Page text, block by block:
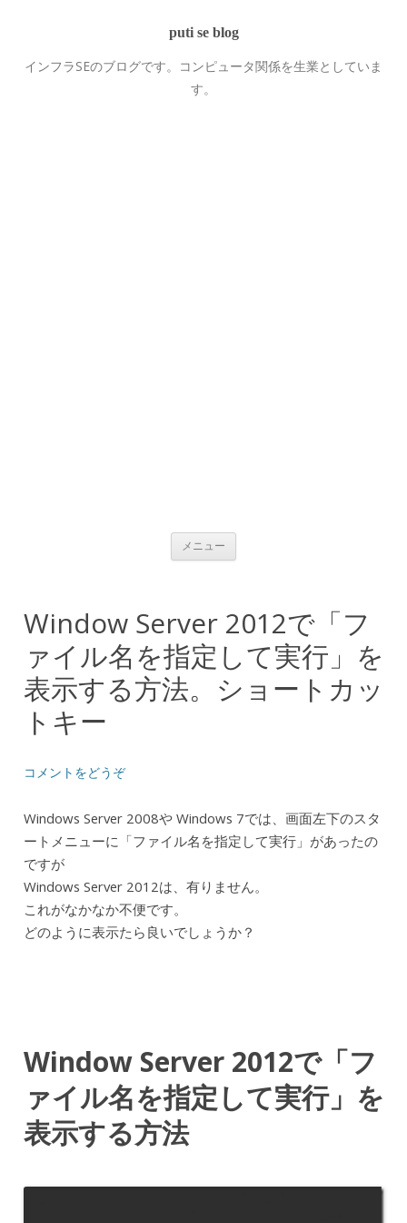
puti se blog
インフラSEのブログです。コンピュータ関係を生業としていま
す。
メニュー コンテンツへ移動
Window Server 2012で「フ
ァイル名を指定して実行」を
表示する方法。ショートカッ
トキー
コメントをどうぞ
Windows Server 2008や Windows 7では、画面左下のスタ
ートメニューに「ファイル名を指定して実行」があったの
ですが
Windows Server 2012は、有りません。
これがなかなか不便です。
どのように表示たら良いでしょうか？
Window Server 2012で「フ
ァイル名を指定して実行」を
表示する方法